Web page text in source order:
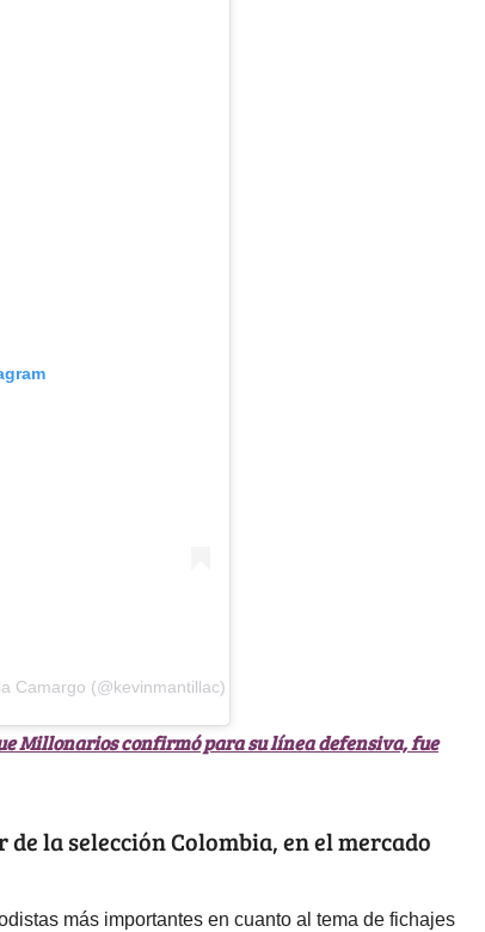
Camargo (@kevinmantillac)
Millonarios confirmó para su línea defensiva, fue
la selección Colombia, en el mercado
más importantes en cuanto al tema de fichajes